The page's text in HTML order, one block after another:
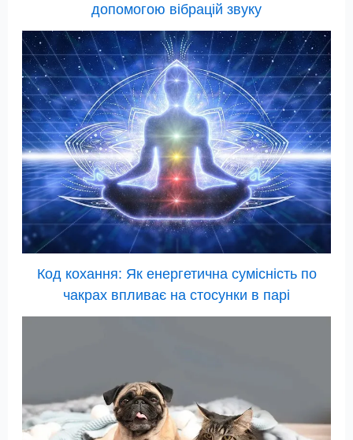
допомогою вібрацій звуку
Код кохання: Як енергетична сумісність по
чакрах впливає на стосунки в парі